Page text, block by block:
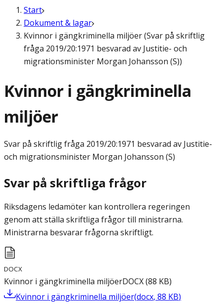
Start
Dokument & lagar
Kvinnor i gängkriminella miljöer (Svar på skriftlig
fråga 2019/20:1971 besvarad av Justitie- och
migrationsminister Morgan Johansson (S))
Kvinnor i gängkriminella
miljöer
Svar på skriftlig fråga 2019/20:1971 besvarad av Justitie-
och migrationsminister Morgan Johansson (S)
Svar på skriftliga frågor
Riksdagens ledamöter kan kontrollera regeringen
genom att ställa skriftliga frågor till ministrarna.
Ministrarna besvarar frågorna skriftligt.
DOCX
Kvinnor i gängkriminella miljöerDOCX(88 KB)
Kvinnor i gängkriminella miljöer(docx, 88 KB)